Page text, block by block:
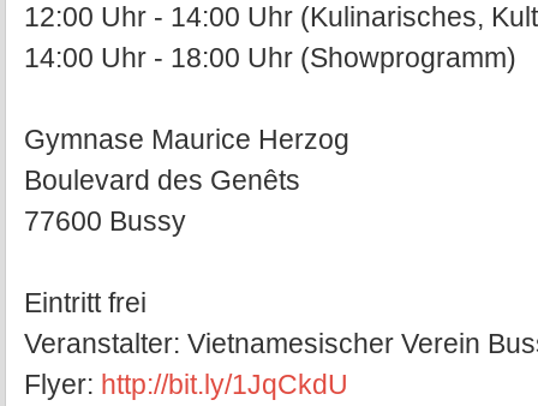
12:00 Uhr - 14:00 Uhr (Kulinarisches,
14:00 Uhr - 18:00 Uhr (Showprogramm)
Gymnase Maurice Herzog
Boulevard des Genêts
77600 Bussy
Eintritt frei
Veranstalter: Vietnamesischer Verein
Flyer: http://bit.ly/1JqCkdU